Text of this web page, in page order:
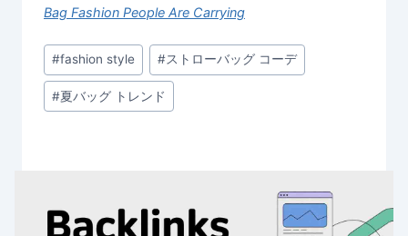
Bag Fashion People Are Carrying
Post
Tags:
#fashion style #ストローバッグ コーデ
#夏バッグ トレンド